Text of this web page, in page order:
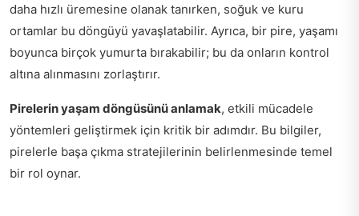
daha hızlı üremesine olanak tanırken, soğuk ve kuru
ortamlar bu döngüyü yavaşlatabilir. Ayrıca, bir pire, yaşamı
boyunca birçok yumurta bırakabilir; bu da onların kontrol
altına alınmasını zorlaştırır.
Pirelerin yaşam döngüsünü anlamak, etkili mücadele
yöntemleri geliştirmek için kritik bir adımdır. Bu bilgiler,
pirelerle başa çıkma stratejilerinin belirlenmesinde temel
bir rol oynar.